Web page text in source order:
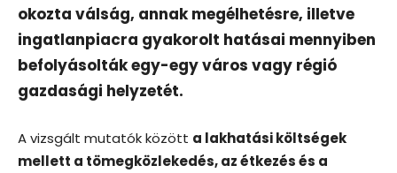
okozta válság, annak megélhetésre, illetve
ingatlanpiacra gyakorolt hatásai mennyiben
befolyásolták egy-egy város vagy régió
gazdasági helyzetét.
A vizsgált mutatók között a lakhatási költségek
mellett a tömegközlekedés, az étkezés és a